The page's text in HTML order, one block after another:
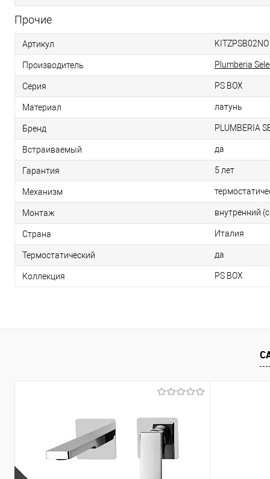
Прочие
Артикул KITZPSB02NO
Производитель Plumberia
Серия PS BOX
Материал латунь
Бренд PLUMBERIA
Встраиваемый да
Гарантия 5 лет
Механизм
Монтаж внутренний
Страна Италия
Термостатический да
Коллекция PS BOX